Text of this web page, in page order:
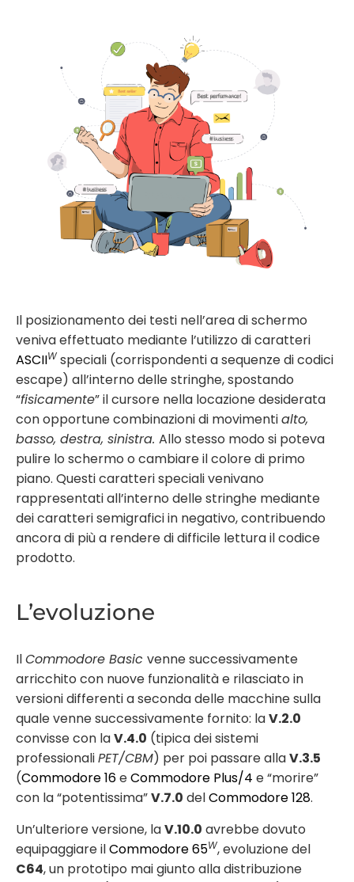
Il posizionamento dei testi nell’area di schermo
veniva effettuato mediante l’utilizzo di caratteri
ASCIIW speciali (corrispondenti a sequenze di codici
escape) all’interno delle stringhe, spostando
“fisicamente” il cursore nella locazione desiderata
con opportune combinazioni di movimentialto,
basso, destra, sinistra. Allo stesso modo si poteva
pulire lo schermo o cambiare il colore di primo
piano. Questi caratteri speciali venivano
rappresentati all’interno delle stringhe mediante
dei caratteri semigrafici in negativo, contribuendo
ancora di più a rendere di difficile lettura il codice
prodotto.
L’evoluzione
IlCommodore Basic venne successivamente
arricchito con nuove funzionalità e rilasciato in
versioni differenti a seconda delle macchine sulla
quale venne successivamente fornito: laV.2.0
convisse con laV.4.0 (tipica dei sistemi
professionaliPET/CBM) per poi passare allaV.3.5
(Commodore 16eCommodore Plus/4 e “morire”
con la “potentissima”V.7.0 delCommodore 128.
Un’ulteriore versione, laV.10.0 avrebbe dovuto
equipaggiare ilCommodore 65W, evoluzione del
C64, un prototipo mai giunto alla distribuzione